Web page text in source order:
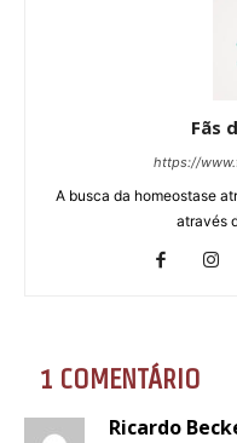
Fãs
https://
A busca da homeostase
através
1 COMENTÁRIO
Ricardo